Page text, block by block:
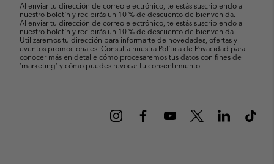
Al enviar tu dirección de correo electrónico, te estás suscribiendo a
nuestro boletín y recibirás un 10 % de descuento de bienvenida.
Al enviar tu dirección de correo electrónico, te estás suscribiendo a
nuestro boletín y recibirás un 10 % de descuento de bienvenida.
Utilizaremos tu dirección para informarte de novedades, ofertas y
eventos promocionales. Consulta nuestra Política de Privacidad para
conocer más en detalle cómo procesaremos tus datos con fines de
’marketing’ y cómo puedes revocar tu consentimiento.